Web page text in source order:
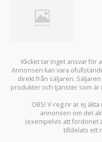
Klicket tar inget ansvar för
Annonsen kan vara
direkt från säljaren.
produkter och tjänster som är
OBS! V-reg.nr är ej
annonsen om det
(exempelvis att fordonet
tilldelats ett